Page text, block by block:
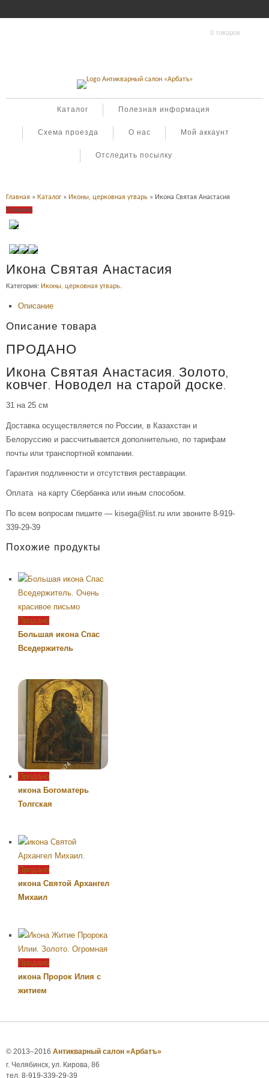
0 товаров
Каталог Полезная информация
Схема проезда О нас Мой аккаунт
Отследить посылку
Главная » Каталог » Иконы, церковная утварь » Икона Святая Анастасия
Продано
Икона Святая Анастасия
Категория: Иконы, церковная утварь.
Описание
Описание товара
ПРОДАНО
Икона Святая Анастасия. Золото,
ковчег. Новодел на старой доске.
31 на 25 см
Доставка осуществляется по России, в Казахстан и
Белоруссию и рассчитывается дополнительно, по тарифам
почты или транспортной компании.
Гарантия подлинности и отсутствия реставрации.
Оплата на карту Сбербанка или иным способом.
По всем вопросам пишите — kisega@list.ru или звоните 8-919-
339-29-39
Похожие продукты
Продано
Большая икона Спас
Вседержитель
Продано
икона Богоматерь
Толгская
Продано
икона Святой Архангел
Михаил
Продано
икона Пророк Илия с
житием
© 2013–2016 Антикварный салон «Арбатъ»
г. Челябинск, ул. Кирова, 86
тел. 8-919-339-29-39